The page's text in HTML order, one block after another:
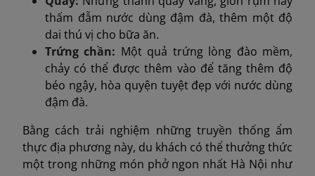
thấm đẫm nước dùng đậm đà, thêm một độ
dai thú vị cho bữa ăn.
Trứng chần: Một quả trứng lòng đào mềm,
chảy có thể được thêm vào để tăng thêm độ
béo ngậy, hòa quyện tuyệt đẹp với nước dùng
đậm đà.
Bằng cách trải nghiệm những truyền thống ẩm
thực địa phương này, du khách có thể thưởng thức
một trong những món phở ngon nhất Hà Nội như